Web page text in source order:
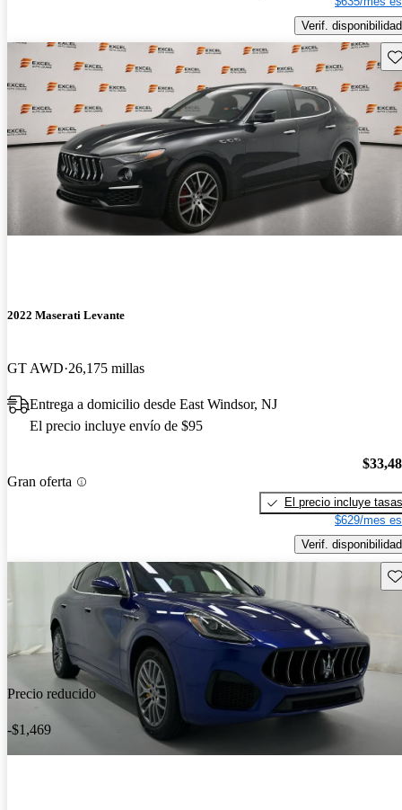
Verif. disponibilidad
2022 Maserati Levante
GT AWD 26,175 millas
Entrega a domicilio desde East Windsor, NJ
El precio incluye envío de $95
Gran oferta
El precio incluye tasas
$629/mes
Verif. disponibilidad
Precio reducido
-$1,469